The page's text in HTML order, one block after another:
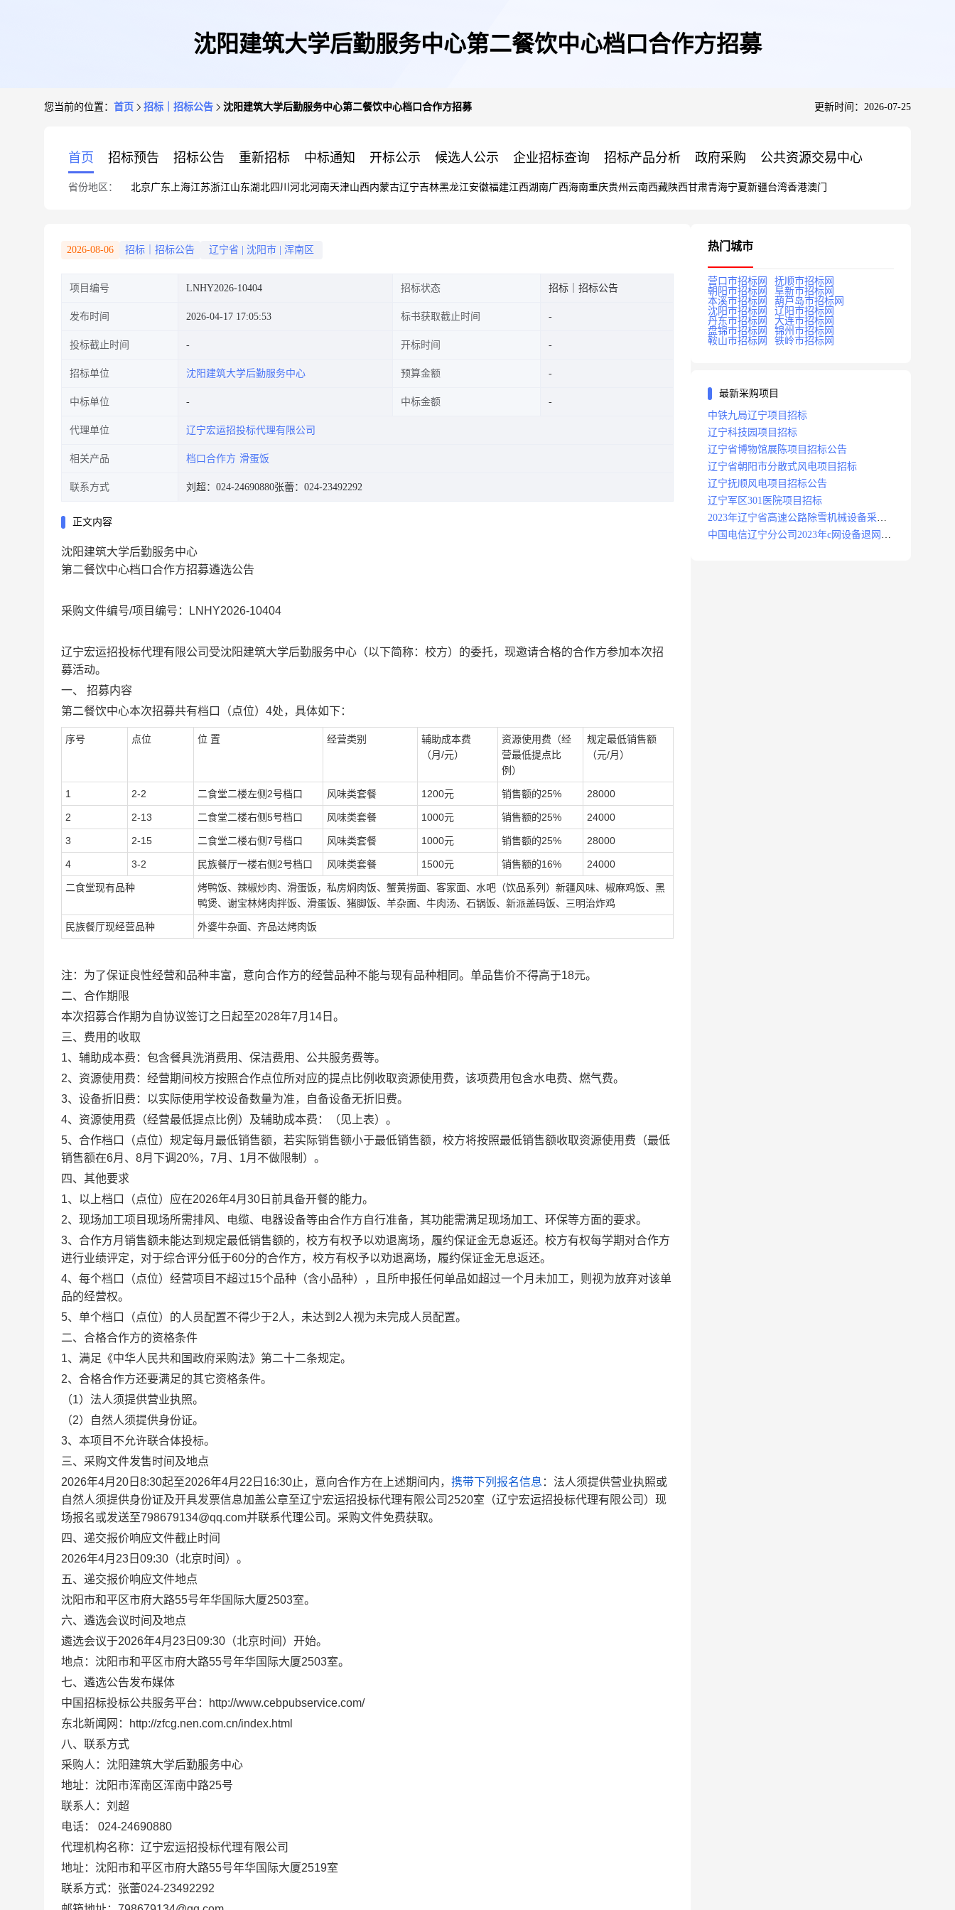
沈阳建筑大学后勤服务中心第二餐饮中心档口合作方招募
您当前的位置： 首页 招标｜招标公告 沈阳建筑大学后勤服务中心第二餐饮中心档口合作方招募 更新时间：2026-07-25
首页 招标预告 招标公告 重新招标 中标通知 开标公示 候选人公示 企业招标查询 招标产品分析 政府采购 公共资源交易中心
省份地区： 北京广东 上海江苏浙江山东湖北四川 河北河南天津山西内蒙古辽宁吉林黑龙江安徽福建江西湖南广西海南重庆贵州 云南西藏陕西甘肃青海宁夏新疆台湾香港澳门
2026-08-06 招标｜招标公告 辽宁省 沈阳市 浑南区
项目编号 LNHY2026-10404 招标状态 招标｜招标公告
发布时间 2026-04-17 17:05:53 标书获取截止时间
投标截止时间 开标时间
招标单位 沈阳建筑大学后勤服务中心 预算金额
中标单位 中标金额
代理单位 辽宁宏运招投标代理有限公司
相关产品 档口合作方 滑蛋饭
联系方式 刘超：024-24690880张蕾：024-23492292
正文内容
沈阳建筑大学后勤服务中心
第二餐饮中心档口合作方招募遴选公告
采购文件编号/项目编号： LNHY2026-10404
辽宁宏运招投标代理有限公司受沈阳建筑大学后勤服务中心 （以下简称：校方）的委托，现邀请合格的合作方参加本次招
募活动。
一、
招募内容
第二餐饮中心本次招募共有档口（点位） 4处，具体如下：
序号 点位 位 置 经营类别 辅助成本费
（月/元）
资源使用费（经
营最低提点比
例 ）
规定最低销售额
（元/月）
1 2-2 二食堂二楼左侧 2号档口 风味类套餐 1200元 销售额的25% 28000
2 2-13 二食堂二楼右侧5号档口 风味类套餐 1000元 销售额的25% 24000
3 2-15 二食堂二楼右侧7号档口 风味类套餐 1000元 销售额的25% 28000
4 3-2 民族餐厅一楼右侧 2号档口 风味类套餐 1500元 销售额的16% 24000
二食堂现有品种
烤鸭饭、辣椒炒肉、滑蛋饭，私房焖肉饭、蟹黄捞面、客家面、水吧（饮品系列）新疆风味、椒麻鸡饭、黑
鸭煲、谢宝林烤肉拌饭、滑蛋饭、 猪脚饭、 羊杂面、 牛肉汤、 石锅饭、 新派盖码饭、三明治炸鸡
民族餐厅现经营品种 外婆牛杂面、齐品达烤肉饭
注：为了保证良性经营和品种丰富，意向合作方的经营品种不能与现有品种相同。 单品售价不得高于18元。
二、合作期限
本次招募合作期为自协议签订之日起至2028年7月14日。
三、费用的收取
1、辅助成本费：包含餐具洗消费用、保洁费用、公共服务费等。
2、资源使用费：经营期间校方按照合作点位所对应的提点比例收取资源使用费，该项费用包含水电费、燃气费。
3、设备折旧费：以实际使用学校设备数量为准，自备设备无折旧费。
4、资源使用费（经营最低提点比例）及辅助成本费：（见上表）。
5、合作档口（点位）规定每月最低销售额，若实际销售额小于最低销售额，校方将按照最低销售额收取资源使用费（最低
销售额在6月、8月下调20%，7月、1月不做限制）。
四、其他要求
1、 以上档口（点位）应在2026年4月 30 日 前具备开餐的能力。
2、现场加工项目现场所需排风、电缆、电器设备等由合作方自行准备，其功能需满足现场加工、环保等方面的要求。
3、合作方月销售额未能达到规定最低销售额的，校方有权予以劝退离场，履约保证金无息返还。校方有权每学期对合作方
进行业绩评定，对于综合评分低于60分的合作方，校方有权予以劝退离场，履约保证金无息返还。
4、每个档口（点位）经营项目不超过15个品种（含小品种），且所申报任何单品如超过一个月未加工，则视为放弃对该单
品的经营权。
5、单个档口（点位）的人员配置不得少于2人，未达到2人视为未完成人员配置。
二、合格合作方的资格条件
1、满足《中华人民共和国政府采购法》第二十二条规定。
2、合格合作方还要满足的其它资格条件。
（1）法人须提供营业执照。
（2）自然人须提供身份证。
3、本项目不允许联合体投标。
三、 采购文件发售时间及地点
2026年4月 20 日 8:30起至2026年4月 22 日 16:30止，意向合作方在上述期间内， 携带下列报名信息 ：法人须提供营业执照或
自然人须提供身份证及开具发票信息加盖公章至辽宁宏运招投标代理有限公司 2520室（辽宁宏运招投标代理有限公司）现
场报名或发送至798679134@qq.com并联系代理公司。采购文件免费获取。
四、递交报价响应文件截止时间
2026年4月 23 日 09:30 （北京时间）。
五、递交报价响应文件地点
沈阳市和平区市府大路55号年华国际大厦2503室。
六、遴选会议时间及地点
遴选会议于2026年4月 23 日 09:30 （北京时间）开始。
地点：沈阳市和平区市府大路55号年华国际大厦2503室。
七、遴选公告发布媒体
中国招标投标公共服务平台：
http://www.cebpubservice.com/
东北新闻网：
http://zfcg.nen.com.cn/index.html
八、联系方式
采购人： 沈阳建筑大学后勤服务中心
地址：沈阳市浑南区浑南中路25号
联系人：刘超
电话：
024-24690880
代理机构名称：辽宁宏运招投标代理有限公司
地址：沈阳市和平区市府大路55号年华国际大厦2519室
联系方式： 张蕾024-23492292
热门城市
营口市招标网
抚顺市招标网
朝阳市招标网
阜新市招标网
本溪市招标网
葫芦岛市招标网
沈阳市招标网
辽阳市招标网
丹东市招标网
大连市招标网
盘锦市招标网
锦州市招标网
鞍山市招标网
铁岭市招标网
最新采购项目
中铁九局辽宁项目招标
辽宁科技园项目招标
辽宁省博物馆展陈项目招标公告
辽宁省朝阳市分散式风电项目招标
辽宁抚顺风电项目招标公告
辽宁军区301医院项目招标
2023年辽宁省高速公路除雪机械设备采购
项目招标招标公告
中国电信辽宁分公司2023年c网设备退网拆